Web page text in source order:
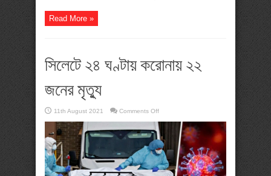
Read More »
সিলেটে ২৪ ঘণ্টায় করোনায় ২২
জনের মৃত্যু
11th August 2021 Comments Offon
২৪
ঘণ্টায়
করোনায়
২২
জনের
মৃত্যু